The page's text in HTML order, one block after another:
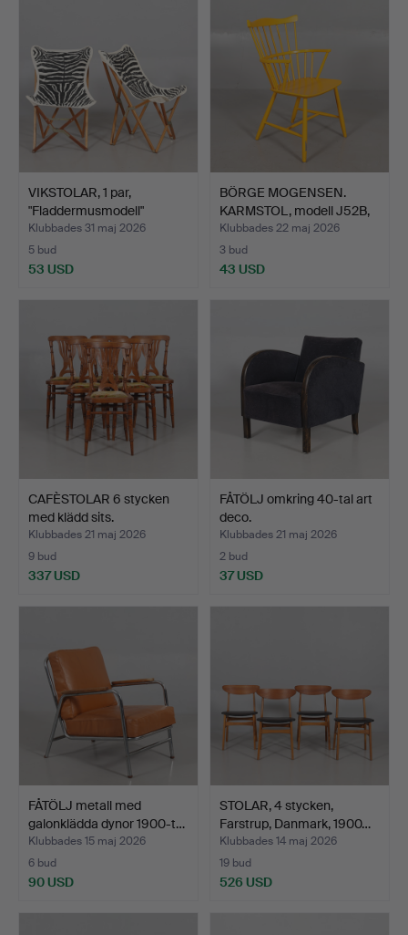
VIKSTOLAR, 1 par,
"Fladdermusmodell"
Canva…
Klubbades 31 maj 2026
5 bud
53 USD
BÖRGE MOGENSEN.
KARMSTOL, modell J52B,
bem…
Klubbades 22 maj 2026
3 bud
43 USD
CAFÈSTOLAR 6 stycken
med klädd sits.
Klubbades 21 maj 2026
9 bud
337 USD
FÅTÖLJ omkring 40-tal art
deco.
Klubbades 21 maj 2026
2 bud
37 USD
FÅTÖLJ metall med
galonklädda dynor 1900-t…
Klubbades 15 maj 2026
6 bud
90 USD
STOLAR, 4 stycken,
Farstrup, Danmark, 1900…
Klubbades 14 maj 2026
19 bud
526 USD